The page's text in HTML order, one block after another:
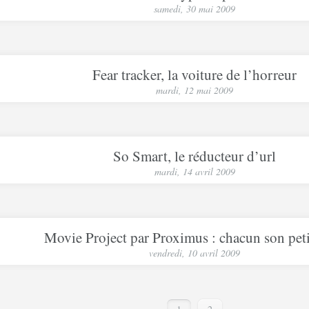
samedi, 30 mai 2009
Fear tracker, la voiture de l’horreur
mardi, 12 mai 2009
So Smart, le réducteur d’url
mardi, 14 avril 2009
Movie Project par Proximus : chacun son
vendredi, 10 avril 2009